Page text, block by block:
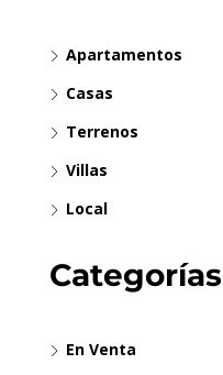
Apartamentos
Casas
Terrenos
Villas
Local
Categorías
En Venta